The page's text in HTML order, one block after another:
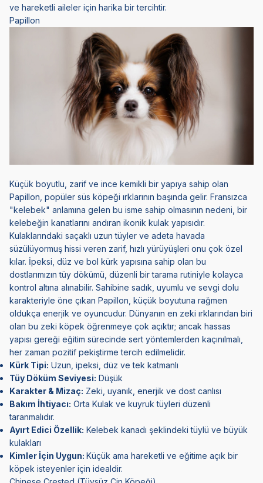
ve hareketli aileler için harika bir tercihtir.
Papillon
Küçük boyutlu, zarif ve ince kemikli bir yapıya sahip olan
Papillon , popüler süs köpeği ırklarının başında gelir. Fransızca
"kelebek" anlamına gelen bu isme sahip olmasının nedeni, bir
kelebeğin kanatlarını andıran ikonik kulak yapısıdır.
Kulaklarındaki saçaklı uzun tüyler ve adeta havada
süzülüyormuş hissi veren zarif, hızlı yürüyüşleri onu çok özel
kılar. İpeksi, düz ve bol kürk yapısına sahip olan bu
dostlarımızın tüy dökümü, düzenli bir tarama rutiniyle kolayca
kontrol altına alınabilir. Sahibine sadık, uyumlu ve sevgi dolu
karakteriyle öne çıkan Papillon, küçük boyutuna rağmen
oldukça enerjik ve oyuncudur. Dünyanın en zeki ırklarından biri
olan bu zeki köpek öğrenmeye çok açıktır; ancak hassas
yapısı gereği eğitim sürecinde sert yöntemlerden kaçınılmalı,
her zaman pozitif pekiştirme tercih edilmelidir.
Kürk Tipi: Uzun, ipeksi, düz ve tek katmanlı
Tüy Döküm Seviyesi: Düşük
Karakter & Mizaç: Zeki, uyanık, enerjik ve dost canlısı
Bakım İhtiyacı: Orta Kulak ve kuyruk tüyleri düzenli
taranmalıdır.
Ayırt Edici Özellik: Kelebek kanadı şeklindeki tüylü ve büyük
kulakları
Kimler İçin Uygun: Küçük ama hareketli ve eğitime açık bir
köpek isteyenler için idealdir.